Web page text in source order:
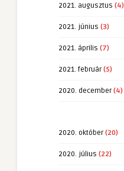
2021. augusztus (4)
2021. június (3)
2021. április (7)
2021. február(5)
2020. december(4)
2020. október(20)
2020. július (22)